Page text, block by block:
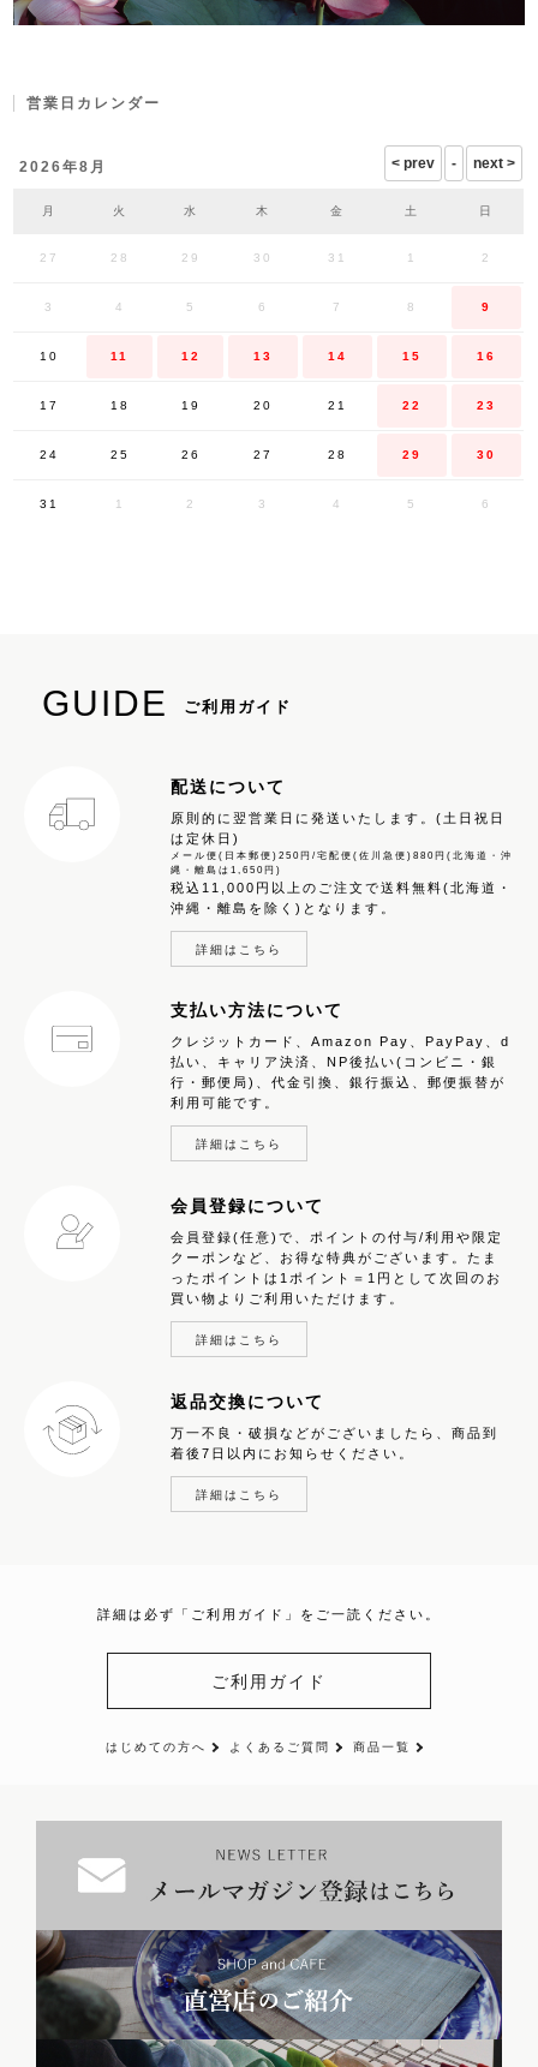
営業日カレンダー
2026年8月
月 火 水 木 金 土 日
27 28 29 30 31 1 2
3 4 5 6 7 8 9
10 11 12 13 14 15 16
17 18 19 20 21 22 23
24 25 26 27 28 29 30
31 1 2 3 4 5 6
GUIDE ご利用ガイド
配送について
原則的に翌営業日に発送いたします。(土日祝日
は定休日)
メール便(日本郵便)250円/宅配便(佐川急便)880円(北海道・沖
縄・離島は1,650円)
税込11,000円以上のご注文で送料無料(北海道・
沖縄・離島を除く)となります。
詳細はこちら
支払い方法について
クレジットカード、Amazon Pay、PayPay、d
払い、キャリア決済、NP後払い(コンビニ・銀
行・郵便局)、代金引換、銀行振込、郵便振替が
利用可能です。
詳細はこちら
会員登録について
会員登録(任意)で、ポイントの付与/利用や限定
クーポンなど、お得な特典がございます。たま
ったポイントは1ポイント＝1円として次回のお
買い物よりご利用いただけます。
詳細はこちら
返品交換について
万一不良・破損などがございましたら、商品到
着後7日以内にお知らせください。
詳細はこちら
詳細は必ず「ご利用ガイド」をご一読ください。
ご利用ガイド
はじめての方へ よくあるご質問 商品一覧